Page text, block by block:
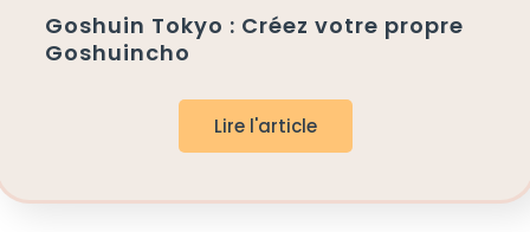
Goshuin Tokyo : Créez votre propre
Goshuincho
Lire l'article